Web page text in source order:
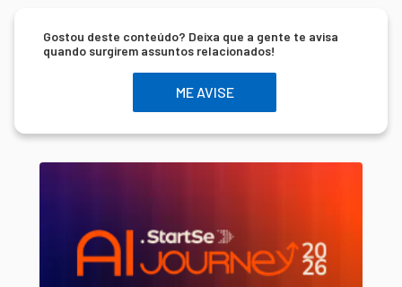
Gostou deste conteúdo? Deixa que a gente te avisa
quando surgirem assuntos relacionados!
ME AVISE